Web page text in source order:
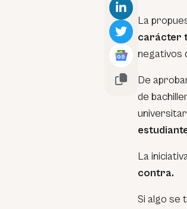
La
carácter
negativos
De
de
La
contra.
Si algo se